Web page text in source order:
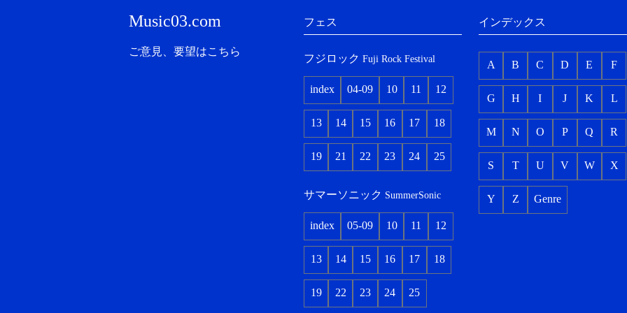
フェス
フジロック Fuji Rock Festival
index 04-09 10 11 12
13 14 15 16 17 18
19 21 22 23 24 25
サマーソニック SummerSonic
index 05-09 10 11 12
13 14 15 16 17 18
19 22 23 24 25
インデックス
A B C D E F
G H I J K L
M N O P Q R
S T U V W X
Y Z Genre
Music03.com
ご意見、要望はこちら